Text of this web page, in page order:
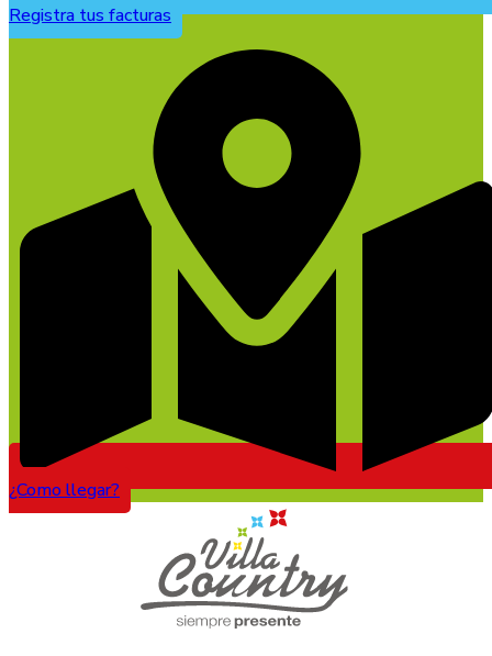
Registra tus facturas
¿Como llegar?